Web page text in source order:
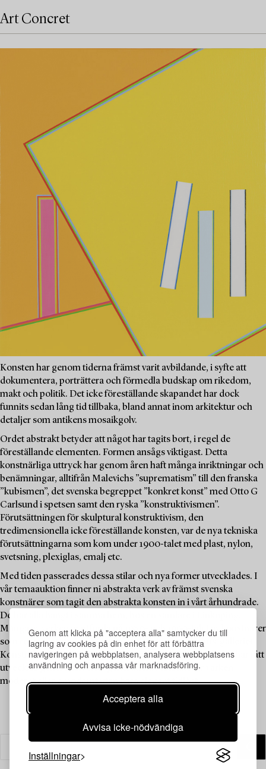
Genom att klicka på "acceptera alla" samtycker du till
lagring av cookies på din enhet för att förbättra
navigeringen på webbplatsen, analysera webbplatsens
användning och anpassa vår marknadsföring.
Acceptera alla
Avvisa icke-nödvändiga
Inställningar
Art Concret
Konsten har genom tiderna främst varit avbildande, i syfte att
dokumentera, porträttera och förmedla budskap om rikedom,
makt och politik. Det icke föreställande skapandet har dock
funnits sedan lång tid tillbaka, bland annat inom arkitektur och
detaljer som antikens mosaikgolv.
Ordet abstrakt betyder att något har tagits bort, i regel de
föreställande elementen. Formen ansågs viktigast. Detta
konstnärliga uttryck har genom åren haft många inriktningar och
benämningar, alltifrån Malevichs ”suprematism” till den franska
”kubismen”, det svenska begreppet ”konkret konst” med Otto G
Carlsund i spetsen samt den ryska ”konstruktivismen”.
Förutsättningen för skulptural konstruktivism, den
tredimensionella icke föreställande konsten, var de nya tekniska
förutsättningarna som kom under 1900-talet med plast, nylon,
svetsning, plexiglas, emalj etc.
Med tiden passerades dessa stilar och nya former utvecklades. I
vår temaauktion finner ni abstrakta verk av främst svenska
konstnärer som tagit den abstrakta konsten in i vårt århundrade.
De har alla hängt i samma hem, hos en samlare i Linköping.
Många av verken är utförda på 1980- och 1990-talet av konstnärer
som representerades av det legendariska Stockholms-galleriet
Konstruktiv Tendens. Idén om den non-figurativa konsten har fått
utvecklas generation efter generation, resultatet är varken
modernt eller omodernt utan bara elegant tidlöst.